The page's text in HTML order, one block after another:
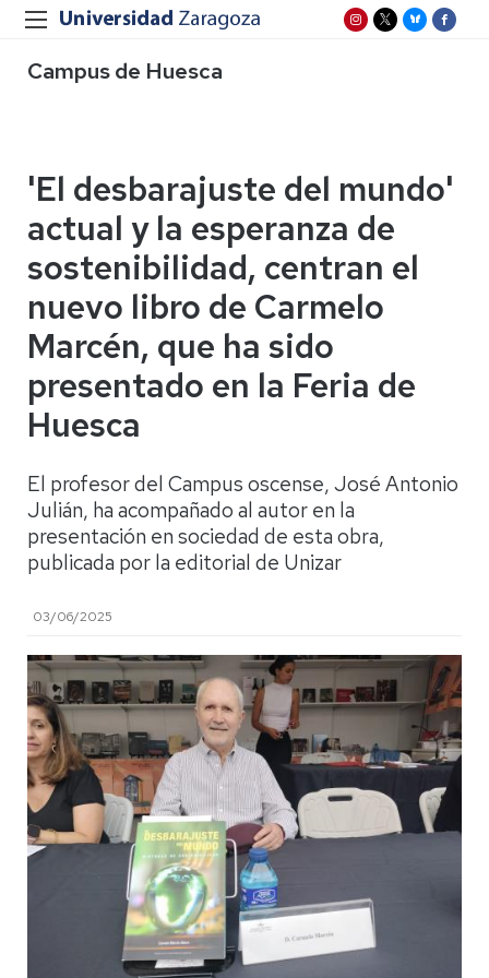
Campus de Huesca
'El desbarajuste del mundo'
actual y la esperanza de
sostenibilidad, centran el
nuevo libro de Carmelo
Marcén, que ha sido
presentado en la Feria de
Huesca
El profesor del Campus oscense, José Antonio
Julián, ha acompañado al autor en la
presentación en sociedad de esta obra,
publicada por la editorial de Unizar
03/06/2025